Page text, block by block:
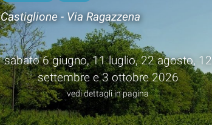
Castiglione - Via Ragazzena
sabato 6 giugno, 11 luglio, 22 agosto, 12
settembre e 3 ottobre 2026
vedi dettagli in pagina